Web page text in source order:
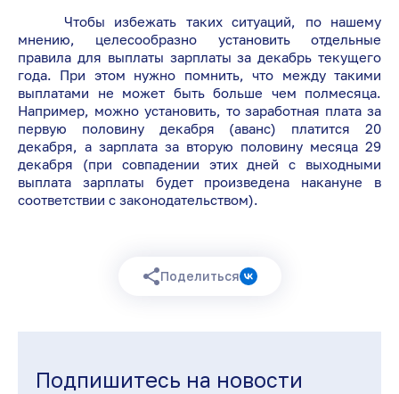
Чтобы избежать таких ситуаций, по нашему
мнению, целесообразно установить отдельные
правила для выплаты зарплаты за декабрь текущего
года. При этом нужно помнить, что между такими
выплатами не может быть больше чем полмесяца.
Например, можно установить, то заработная плата за
первую половину декабря (аванс) платится 20
декабря, а зарплата за вторую половину месяца 29
декабря (при совпадении этих дней с выходными
выплата зарплаты будет произведена накануне в
соответствии с законодательством).
Поделиться
Подпишитесь на новости